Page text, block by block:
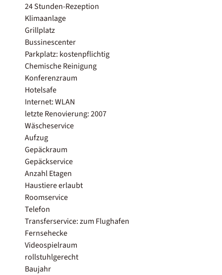
24 Stunden-Rezeption
Klimaanlage
Grillplatz
Bussinescenter
Parkplatz: kostenpflichtig
Chemische Reinigung
Konferenzraum
Hotelsafe
Internet: WLAN
letzte Renovierung: 2007
Wäscheservice
Aufzug
Gepäckraum
Gepäckservice
Anzahl Etagen
Haustiere erlaubt
Roomservice
Telefon
Transferservice: zum Flughafen
Fernsehecke
Videospielraum
rollstuhlgerecht
Baujahr